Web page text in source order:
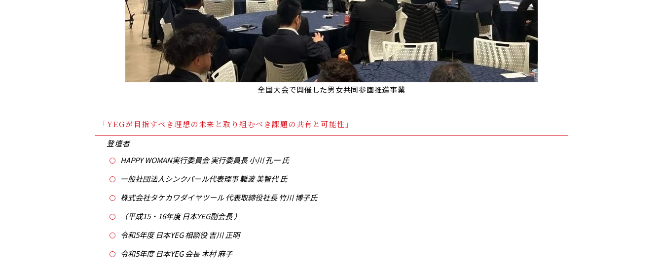
全国大会で開催した男女共同参画推進事業
「YEGが目指すべき理想の未来と取り組むべき課題の共有と可能性」
登壇者
HAPPY WOMAN実行委員会 実行委員長 小川 孔一 氏
一般社団法人シンクパール代表理事 難波 美智代 氏
株式会社タケカワダイヤツール 代表取締役社長 竹川 博子氏
（平成15・16年度 日本YEG副会長 ）
令和5年度 日本YEG 相談役 吉川 正明
令和5年度 日本YEG 会長 木村 麻子